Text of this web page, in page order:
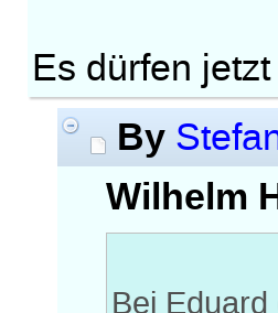
Es dürfen
By
Wilhelm
Bei